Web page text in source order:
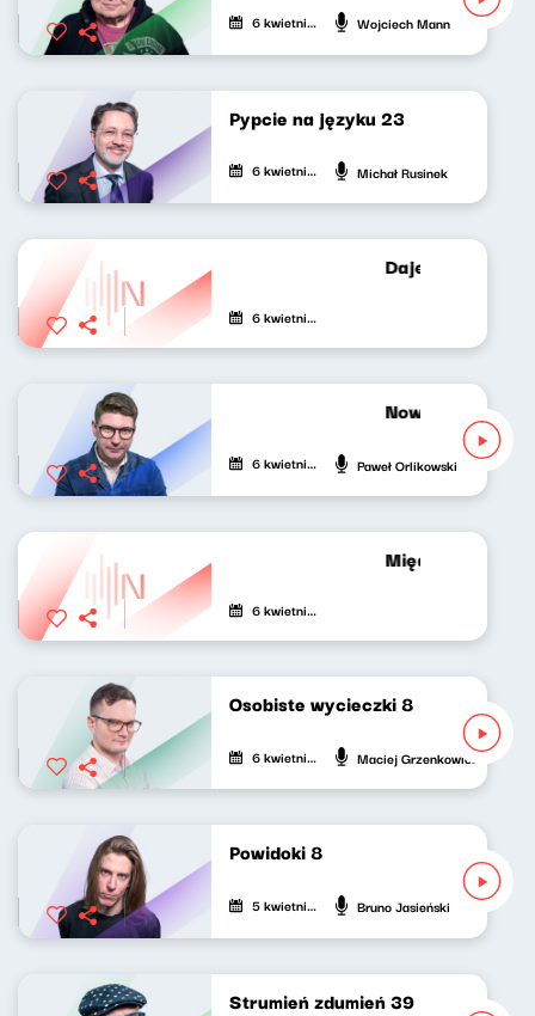
6 kwietnia 2021 Wojciech Mann
Pypcie na języku 23
6 kwietnia 2021 Michał Rusinek
Dajemy poecie
6 kwietnia 2021
Nowy Świat
6 kwietnia 2021 Paweł Orlikowski
Między nami
6 kwietnia 2021
Osobiste wycieczki 8
6 kwietnia 2021 Maciej Grzenkowicz
Powidoki 8
5 kwietnia 2021 Bruno Jasieński
Strumień zdumień 39